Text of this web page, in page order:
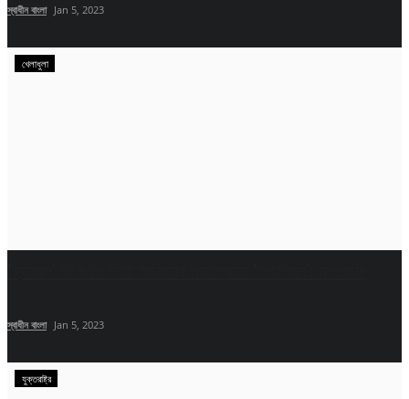
স্বাধীন বাংলা Jan 5, 2023
খেলাধুলা
স্বাধীন বাংলা Jan 5, 2023
যুক্তরাষ্ট্র